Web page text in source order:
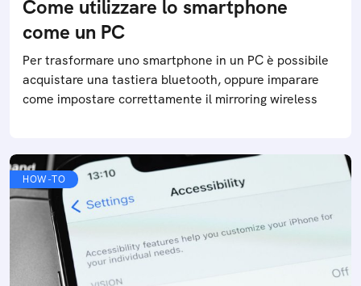
Come utilizzare lo smartphone
come un PC
Per trasformare uno smartphone in un PC è possibile
acquistare una tastiera bluetooth, oppure imparare
come impostare correttamente il mirroring wireless
HOW-TO